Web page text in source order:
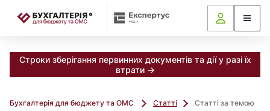
Строки зберігання первинних документів та дії у разі їх
втрати →
Бухгалтерія для бюджету та ОМС Статті
Статті за темою